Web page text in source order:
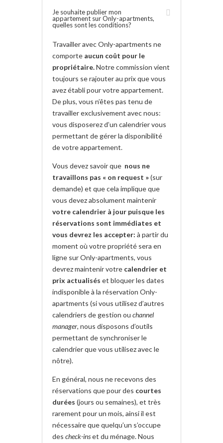
Je souhaite publier mon
appartement sur Only-apartments,
quelles sont les conditions?
Travailler avec Only-apartments ne
comporte aucun coût pour le
propriétaire.Notre commission vient
toujours se rajouter au prix que vous
avez établi pour votre appartement.
De plus, vous n’êtes pas tenu de
travailler exclusivement avec nous:
vous disposerez d’un calendrier vous
permettant de gérer la disponibilité
de votre appartement.
Vous devez savoir que nous ne
travaillons pas « on request »(sur
demande) et que cela implique que
vous devez absolument maintenir
votre calendrier à jour puisque les
réservations sont immédiates et
vous devrez les accepter: à partir du
moment où votre propriété sera en
ligne sur Only-apartments, vous
devrez maintenir votre calendrier et
prix actualisés et bloquer les dates
indisponible à la réservation Only-
apartments (si vous utilisez d’autres
calendriers de gestion ou channel
manager, nous disposons d’outils
permettant de synchroniser le
calendrier que vous utilisez avec le
nôtre).
En général, nous ne recevons des
réservations que pour des courtes
durées (jours ou semaines), et très
rarement pour un mois, ainsi il est
nécessaire que quelqu’un s’occupe
des check-inset du ménage. Nous